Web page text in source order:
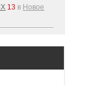
13 в Новое